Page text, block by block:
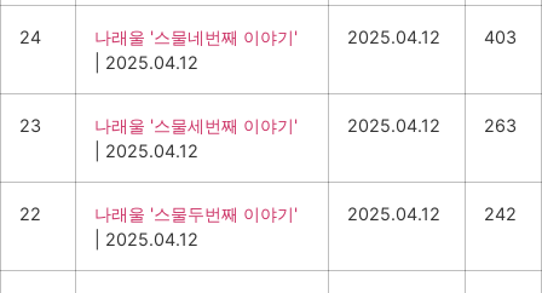
24
나래울 '스물네번째 이야기'
2025.04.12
2025.04.12 403
23
나래울 '스물세번째 이야기'
2025.04.12
2025.04.12 263
22
나래울 '스물두번째 이야기'
2025.04.12
2025.04.12 242